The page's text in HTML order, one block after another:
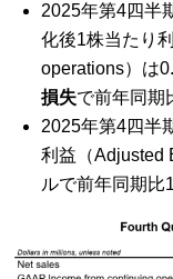
2025年第4四半
化後1株当たり
operations）は
損失で前年同期
2025年第4四半
利益（Adjusted
ルで前年同期比